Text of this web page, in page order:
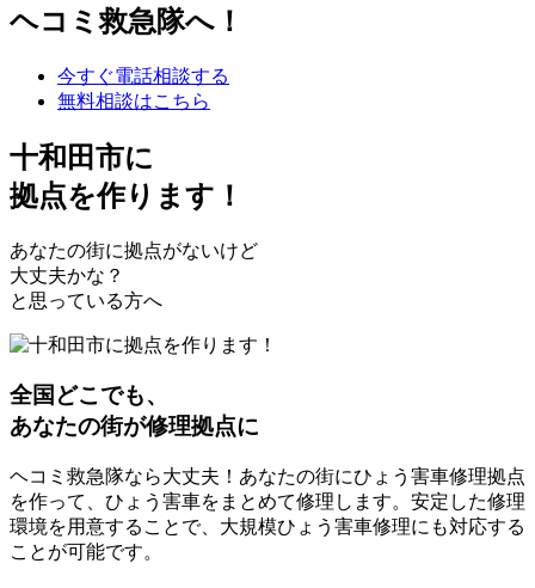
ヘコミ救急隊へ！
今すぐ電話相談する
無料相談はこちら
十和田市に
拠点を作ります！
あなたの街に拠点がないけど
大丈夫かな？
と思っている方へ
全国どこでも、
あなたの街が修理拠点に
ヘコミ救急隊なら大丈夫！あなたの街にひょう害車修理拠点
を作って、ひょう害車をまとめて修理します。安定した修理
環境を用意することで、大規模ひょう害車修理にも対応する
ことが可能です。